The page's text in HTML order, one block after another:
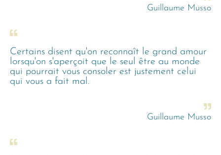
Guillaume Musso
Certains disent qu'on reconnaît le grand amour
lorsqu'on s'aperçoit que le seul être au monde
qui pourrait vous consoler est justement celui
qui vous a fait mal.
Guillaume Musso